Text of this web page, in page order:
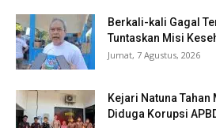
Berkali-kali Gagal
Tuntaskan Misi
Jumat, 7 Agustus, 2026
Kejari Natuna Tahan
Diduga Korupsi